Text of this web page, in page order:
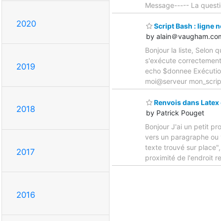
2020
2019
2018
2017
2016
Message----- La
Script Bash : ligne
by alain＠
Bonjour la liste, Selon
s'exécute
echo $donnee
moi@serveur
Renvois dans
by Patrick Pouget
Bonjour J'ai un petit
vers un paragraphe
texte trouvé sur
proximité de l'endroit